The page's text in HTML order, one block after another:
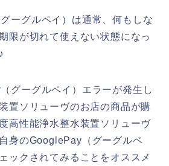
ーグルペイ）は通常、何もしな
限が切れて使えない状態になっ
グーグルペイ）エラーが発生し
置ソリューヴのお店の商品が購
高性能浄水整水装置ソリューヴ
身のGooglePay（グーグルペ
ックされてみることをオススメ